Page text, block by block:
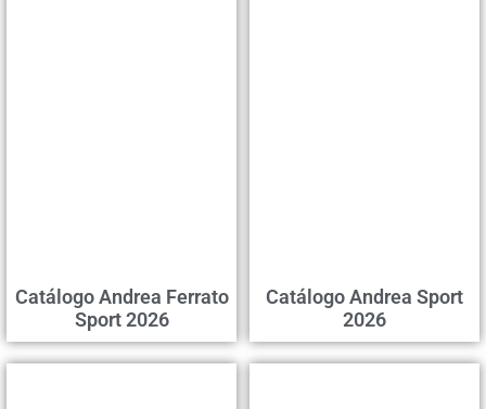
Catálogo Andrea Ferrato
Sport 2026
Catálogo Andrea Sport
2026